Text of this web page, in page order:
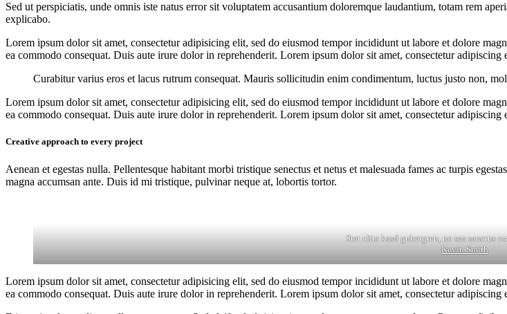
Sed ut perspiciatis, unde omnis iste natus error sit voluptatem accusantium doloremque laudantium, totam rem
explicabo.
Lorem ipsum dolor sit amet, consectetur adipisicing elit, sed do eiusmod tempor incididunt ut labore et dolore
ea commodo consequat. Duis aute irure dolor in reprehenderit. Lorem ipsum dolor sit amet, consectetur adipiscing
Curabitur varius eros et lacus rutrum consequat. Mauris sollicitudin enim condimentum, luctus justo non,
Lorem ipsum dolor sit amet, consectetur adipisicing elit, sed do eiusmod tempor incididunt ut labore et dolore
ea commodo consequat. Duis aute irure dolor in reprehenderit. Lorem ipsum dolor sit amet, consectetur adipiscing
Creative approach to every project
Aenean et egestas nulla. Pellentesque habitant morbi tristique senectus et netus et malesuada fames ac turpis
magna accumsan ante. Duis id mi tristique, pulvinar neque at, lobortis tortor.
Stet clita kasd gubergren, no sea sanctus
Kevin Smith
Lorem ipsum dolor sit amet, consectetur adipisicing elit, sed do eiusmod tempor incididunt ut labore et dolore
ea commodo consequat. Duis aute irure dolor in reprehenderit. Lorem ipsum dolor sit amet, consectetur adipiscing